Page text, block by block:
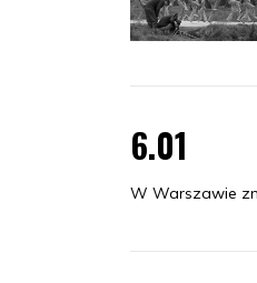
6.01
W Warszawie